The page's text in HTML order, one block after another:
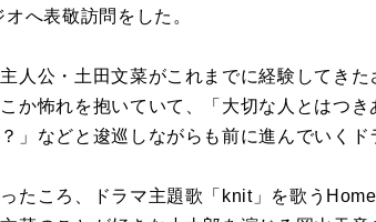
オへ表敬訪問 を した。
人公・ 土田文菜がこれまでに経験してきた
か怖れを抱いていて、「 大切な人とはつき
」 などと逡巡しながらも前に進んでいく
たころ、 ドラマ主題歌 「knit」 を歌 う